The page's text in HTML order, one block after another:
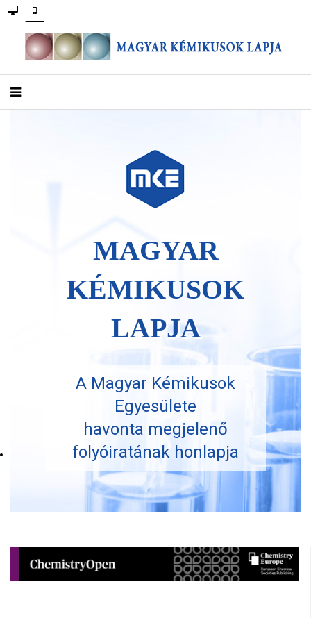
MAGYAR
KÉMIKUSOK
LAPJA
A Magyar Kémikusok
Egyesülete
havonta megjelenő
folyóiratának honlapja